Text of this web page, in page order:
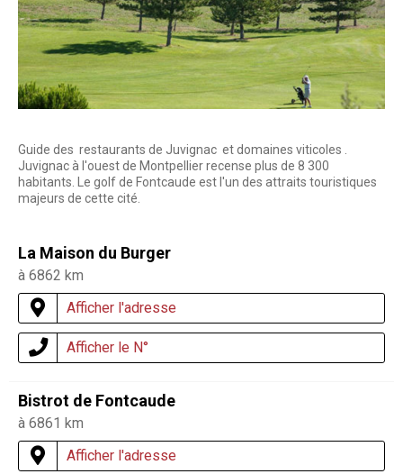
Guide des restaurants de Juvignac et domaines viticoles .
Juvignac à l'ouest de Montpellier recense plus de 8 300
habitants. Le golf de Fontcaude est l'un des attraits touristiques
majeurs de cette cité.
La Maison du Burger
à 6862 km
Afficher l'adresse
Afficher le N°
Bistrot de Fontcaude
à 6861 km
Afficher l'adresse